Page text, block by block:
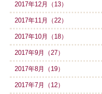
2017年12月（13）
2017年11月（22）
2017年10月（18）
2017年9月（27）
2017年8月（19）
2017年7月（12）